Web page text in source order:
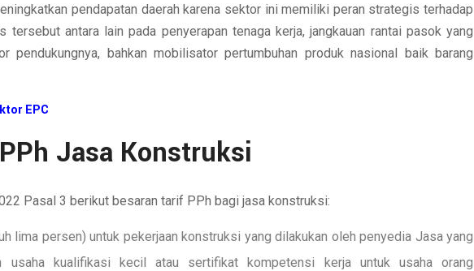
pendapatan daerah karena sektor ini memiliki peran strategis terhadap
tersebut antara lain pada penyerapan tenaga kerja, jangkauan rantai pasok yang
pendukungnya, bahkan mobilisator pertumbuhan produk nasional baik barang
EPC
Jasa Konstruksi
Pasal 3 berikut besaran tarif PPh bagi jasa konstruksi:
lima persen) untuk pekerjaan konstruksi yang dilakukan oleh penyedia Jasa yang
usaha kualifikasi kecil atau sertifikat kompetensi kerja untuk usaha orang